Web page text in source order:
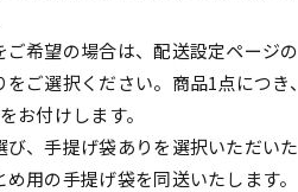
ご希望の場合は、配送設定ページの
ご選択ください。商品1点につき、
お付けします。
び、手提げ袋ありを選択いただいた
用の手提げ袋を同送いたします。